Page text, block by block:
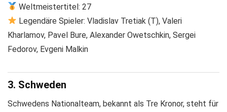
Weltmeistertitel: 27
Legendäre Spieler: Vladislav Tretiak (T), Valeri
Kharlamov, Pavel Bure, Alexander Owetschkin, Sergei
Fedorov, Evgeni Malkin
3. Schweden
Schwedens Nationalteam, bekannt als Tre Kronor, steht für